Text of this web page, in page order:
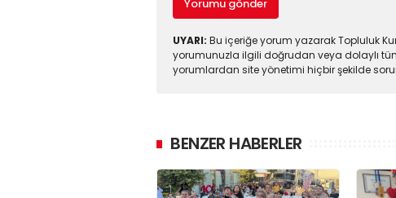
Yorumu gönder
UYARI: Bu içeriğe yorum yazarak Topluluk
yorumunuzla ilgili doğrudan veya dolaylı
yorumlardan site yönetimi hiçbir şekilde
BENZER HABERLER